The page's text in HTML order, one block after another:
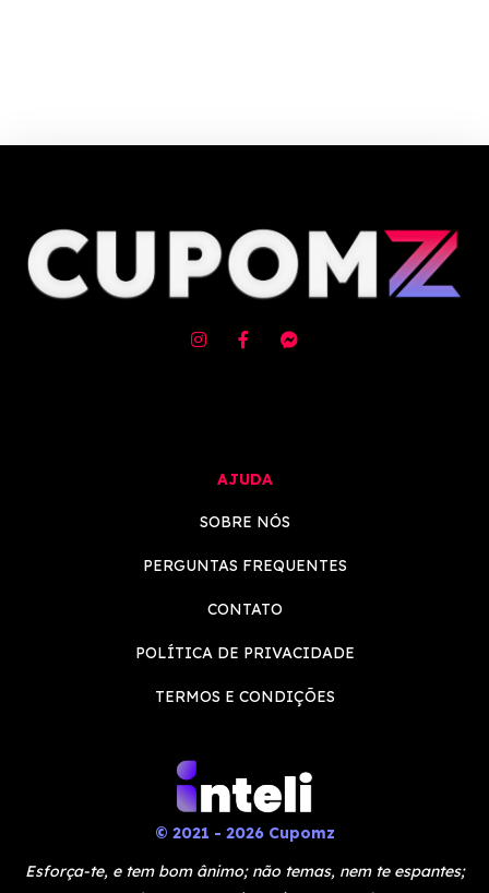
AJUDA
SOBRE NÓS
PERGUNTAS FREQUENTES
CONTATO
POLÍTICA DE PRIVACIDADE
TERMOS E CONDIÇÕES
© 2021 - 2026 Cupomz
Esforça-te, e tem bom ânimo; não temas, nem te espantes;